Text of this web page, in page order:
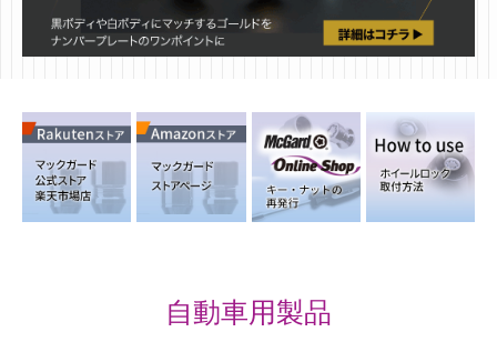
自動車用製品